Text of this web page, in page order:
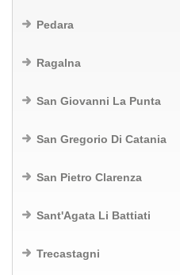
Pedara
Ragalna
San Giovanni La Punta
San Gregorio Di Catania
San Pietro Clarenza
Sant'Agata Li Battiati
Trecastagni